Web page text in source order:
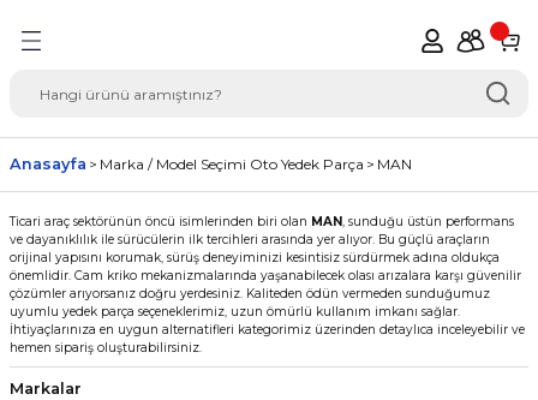
Seçimi Oto Yedek
Anasayfa Marka / Model Seçimi Oto Yedek Parça MAN
Ticari araç sektörünün öncü isimlerinden biri olan MAN, sunduğu üstün performans
ve dayanıklılık ile sürücülerin ilk tercihleri arasında yer alıyor. Bu güçlü araçların
orijinal yapısını korumak, sürüş deneyiminizi kesintisiz sürdürmek adına oldukça
önemlidir. Cam kriko mekanizmalarında yaşanabilecek olası arızalara karşı güvenilir
çözümler arıyorsanız doğru yerdesiniz. Kaliteden ödün vermeden sunduğumuz
uyumlu yedek parça seçeneklerimiz, uzun ömürlü kullanım imkanı sağlar.
İhtiyaçlarınıza en uygun alternatifleri kategorimiz üzerinden detaylıca inceleyebilir ve
hemen sipariş oluşturabilirsiniz.
Markalar